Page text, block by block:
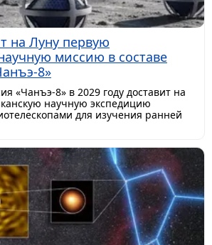
на Луну первую
миссию в составе
8»
«Чанъэ-8» в 2029 году доставит на
научную экспедицию
для изучения ранней